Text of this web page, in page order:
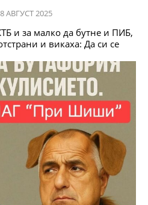
АВГУСТ 2025
и за малко да бутне и ПИБ,
и викаха: Да си се